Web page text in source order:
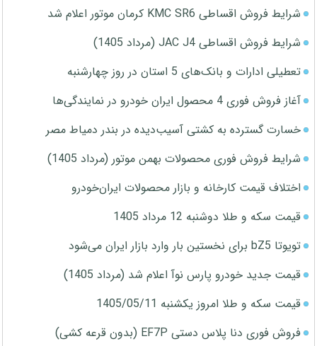
شرایط فروش اقساطی KMC SR6 کرمان موتور اعلام شد
شرایط فروش اقساطی JAC J4 (مرداد 1405)
تعطیلی ادارات و بانک‌های 5 استان در روز چهارشنبه
آغاز فروش فوری 4 محصول ایران خودرو در نمایندگی‌ها
خسارت گسترده به کشتی آسیب‌دیده در بندر دمیاط مصر
شرایط فروش فوری محصولات بهمن موتور (مرداد 1405)
اختلاف قیمت کارخانه و بازار محصولات ایران‌خودرو
قیمت سکه و طلا دوشنبه 12 مرداد 1405
تویوتا bZ5 برای نخستین بار وارد بازار ایران می‌شود
قیمت جدید خودرو پارس نوآ اعلام شد (مرداد 1405)
قیمت سکه و طلا امروز یکشنبه 1405/05/11
فروش فوری دنا پلاس دستی EF7P (بدون قرعه کشی)